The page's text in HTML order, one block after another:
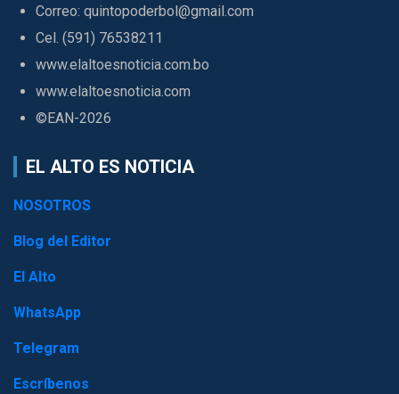
Correo: quintopoderbol@gmail.com
Cel. (591) 76538211
www.elaltoesnoticia.com.bo
www.elaltoesnoticia.com
©EAN-2026
EL ALTO ES NOTICIA
NOSOTROS
Blog del Editor
El Alto
WhatsApp
Telegram
Escríbenos